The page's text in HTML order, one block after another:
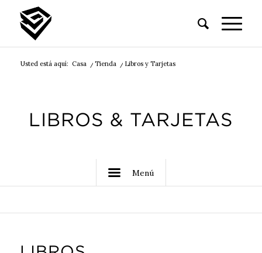
Usted está aquí: Casa / Tienda / Libros y Tarjetas
LIBROS & TARJETAS
Menú